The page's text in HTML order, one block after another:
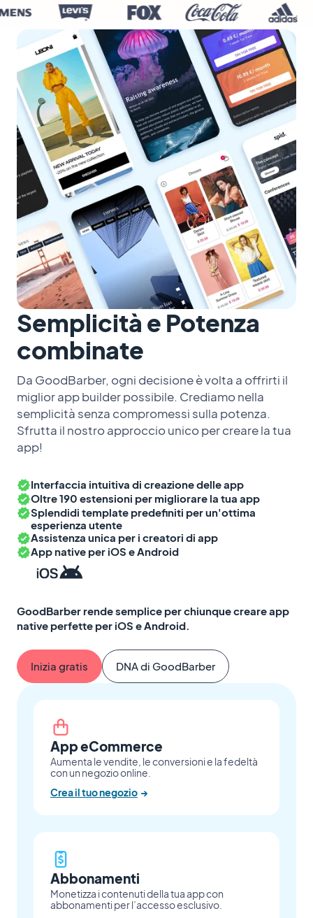
Semplicità e Potenza
combinate
Da GoodBarber, ogni decisione è volta a offrirti il
miglior app builder possibile. Crediamo nella
semplicità senza compromessi sulla potenza.
Sfrutta il nostro approccio unico per creare la tua
app!
Interfaccia intuitiva di creazione delle app
Oltre 190 estensioni per migliorare la tua app
Splendidi template predefiniti per un'ottima
esperienza utente
Assistenza unica per i creatori di app
App native per iOS e Android
GoodBarber rende semplice per chiunque creare app
native perfette per iOS e Android.
Inizia gratis DNA di GoodBarber
App eCommerce
Aumenta le vendite, le conversioni e la fedeltà
con un negozio online.
Crea il tuo negozio →
Abbonamenti
Monetizza i contenuti della tua app con
abbonamenti per l’accesso esclusivo.